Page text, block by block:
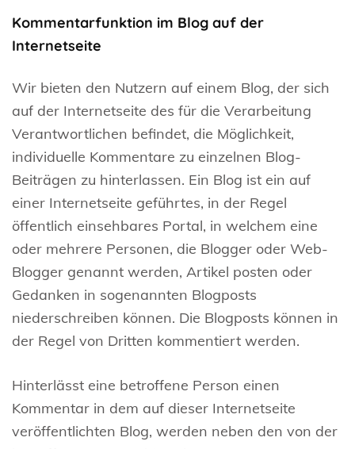
Kommentarfunktion im Blog auf der
Internetseite
Wir bieten den Nutzern auf einem Blog, der sich
auf der Internetseite des für die Verarbeitung
Verantwortlichen befindet, die Möglichkeit,
individuelle Kommentare zu einzelnen Blog-
Beiträgen zu hinterlassen. Ein Blog ist ein auf
einer Internetseite geführtes, in der Regel
öffentlich einsehbares Portal, in welchem eine
oder mehrere Personen, die Blogger oder Web-
Blogger genannt werden, Artikel posten oder
Gedanken in sogenannten Blogposts
niederschreiben können. Die Blogposts können in
der Regel von Dritten kommentiert werden.
Hinterlässt eine betroffene Person einen
Kommentar in dem auf dieser Internetseite
veröffentlichten Blog, werden neben den von der